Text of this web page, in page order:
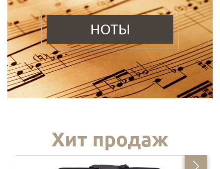
НОТЫ
Хит продаж